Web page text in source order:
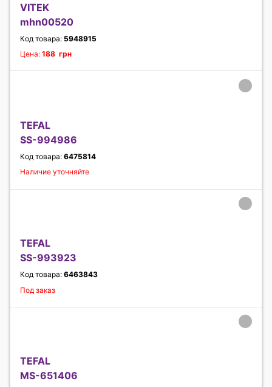
VITEK
mhn00520
Код товара: 5948915
Цена: 188 грн
TEFAL
SS-994986
Код товара: 6475814
Наличие уточняйте
TEFAL
SS-993923
Код товара: 6463843
Под заказ
TEFAL
MS-651406